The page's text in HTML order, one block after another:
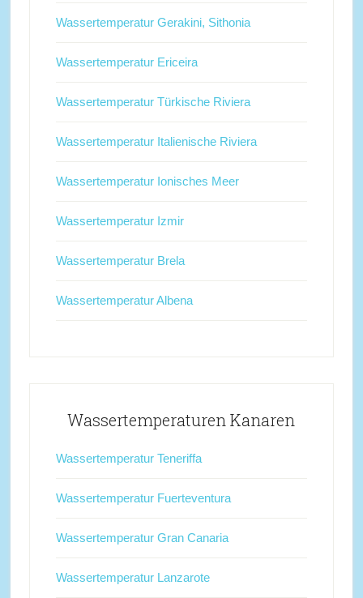
Wassertemperatur Gerakini, Sithonia
Wassertemperatur Ericeira
Wassertemperatur Türkische Riviera
Wassertemperatur Italienische Riviera
Wassertemperatur Ionisches Meer
Wassertemperatur Izmir
Wassertemperatur Brela
Wassertemperatur Albena
Wassertemperaturen Kanaren
Wassertemperatur Teneriffa
Wassertemperatur Fuerteventura
Wassertemperatur Gran Canaria
Wassertemperatur Lanzarote